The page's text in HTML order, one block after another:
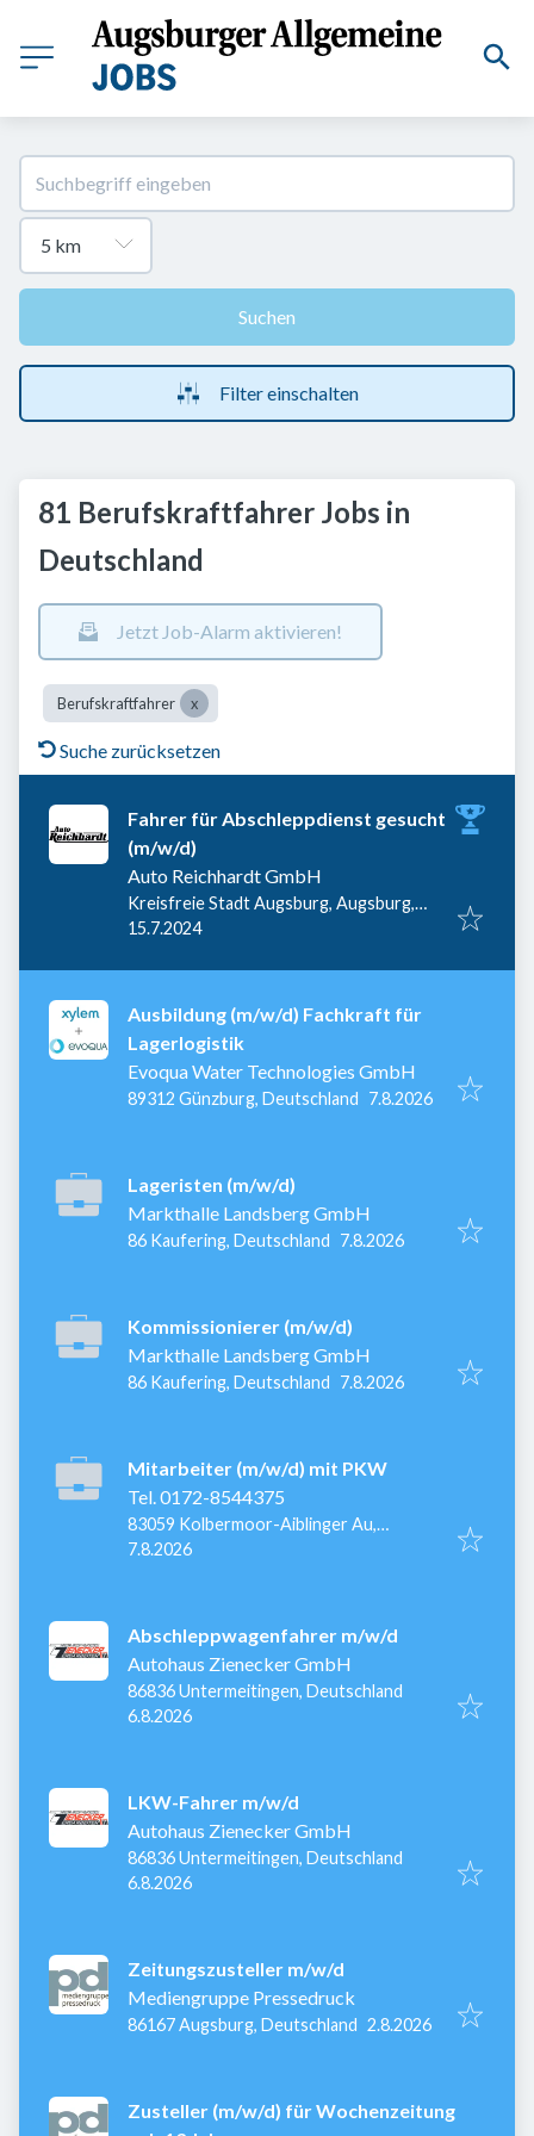
Suchen
Filter einschalten
81 Berufskraftfahrer Jobs in
Deutschland
Jetzt Job-Alarm aktivieren!
Berufskraftfahrer
Suche zurücksetzen
Fahrer für Abschleppdienst gesucht
(m/w/d)
Auto Reichhardt GmbH
Kreisfreie Stadt Augsburg, Augsburg,
Deutschland
Veröffentlicht
15.7.2024
Ausbildung (m/w/d) Fachkraft für
Lagerlogistik
Evoqua Water Technologies GmbH
89312 Günzburg, Deutschland Veröffentlicht
7.8.2026
Lageristen (m/w/d)
Markthalle Landsberg GmbH
86 Kaufering, Deutschland Veröffentlicht
7.8.2026
Kommissionierer (m/w/d)
Markthalle Landsberg GmbH
86 Kaufering, Deutschland Veröffentlicht
7.8.2026
Mitarbeiter (m/w/d) mit PKW
Tel. 0172-8544375
83059 Kolbermoor-Aiblinger Au,
Deutschland
Veröffentlicht
7.8.2026
Abschleppwagenfahrer m/w/d
Autohaus Zienecker GmbH
86836 Untermeitingen, Deutschland
Veröffentlicht
6.8.2026
LKW-Fahrer m/w/d
Autohaus Zienecker GmbH
86836 Untermeitingen, Deutschland
Veröffentlicht
6.8.2026
Zeitungszusteller m/w/d
Mediengruppe Pressedruck
86167 Augsburg, Deutschland Veröffentlicht:
2.8.2026
Zusteller (m/w/d) für Wochenzeitung